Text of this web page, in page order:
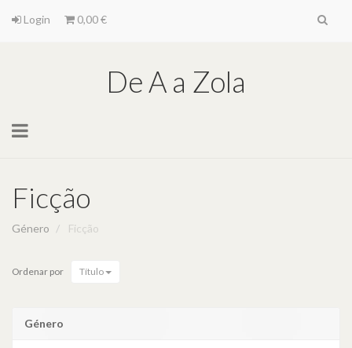
Login 0,00 €
De A a Zola
Toggle
Ficção
Género Ficção
Ordenar por Título
Género